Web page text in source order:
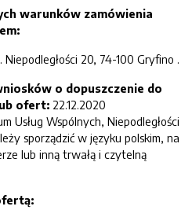
warunków zamówienia
20, 74-100 Gryfino .
o dopuszczenie do
ofert: 22.12.2020
Usług Wspólnych, Niepodległości
sporządzić w języku polskim, na
lub inną trwałą i czytelną